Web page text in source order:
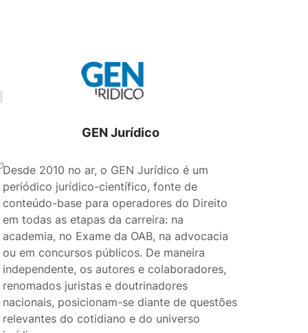
GEN Jurídico
Desde 2010 no ar, o GEN Jurídico é um
periódico jurídico-científico, fonte de
conteúdo-base para operadores do Direito
em todas as etapas da carreira: na
academia, no Exame da OAB, na advocacia
ou em concursos públicos. De maneira
independente, os autores e colaboradores,
renomados juristas e doutrinadores
nacionais, posicionam-se diante de questões
relevantes do cotidiano e do universo